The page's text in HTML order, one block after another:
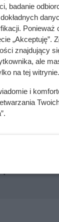
w
i smaczną
łatwy i
badanie
„Akceptuję”.
znajdujący
ale
na tej witrynie.
i